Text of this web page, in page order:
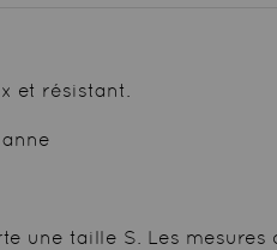
et résistant.
une taille S. Les mesures